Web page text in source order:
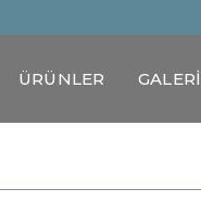
ÜRÜNLER GALERİ